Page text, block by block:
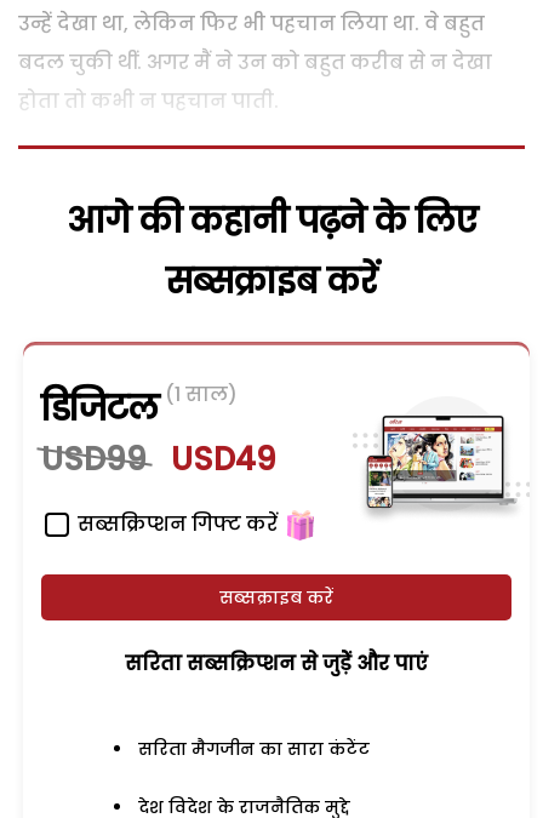
उन्हें देखा था, लेकिन फिर भी पहचान लिया था. वे बहुत
बदल चुकी थीं. अगर मैं ने उन को बहुत करीब से न देखा
होता तो कभी न पहचान पाती.
आगे की कहानी पढ़ने के लिए
सब्सक्राइब करें
डिजिटल (1 साल)
USD99 USD49
सब्सक्रिप्शन गिफ्ट करें
सब्सक्राइब करें
सरिता सब्सक्रिप्शन से जुड़ेें और पाएं
सरिता मैगजीन का सारा कंटेंट
देश विदेश के राजनैतिक मुद्दे